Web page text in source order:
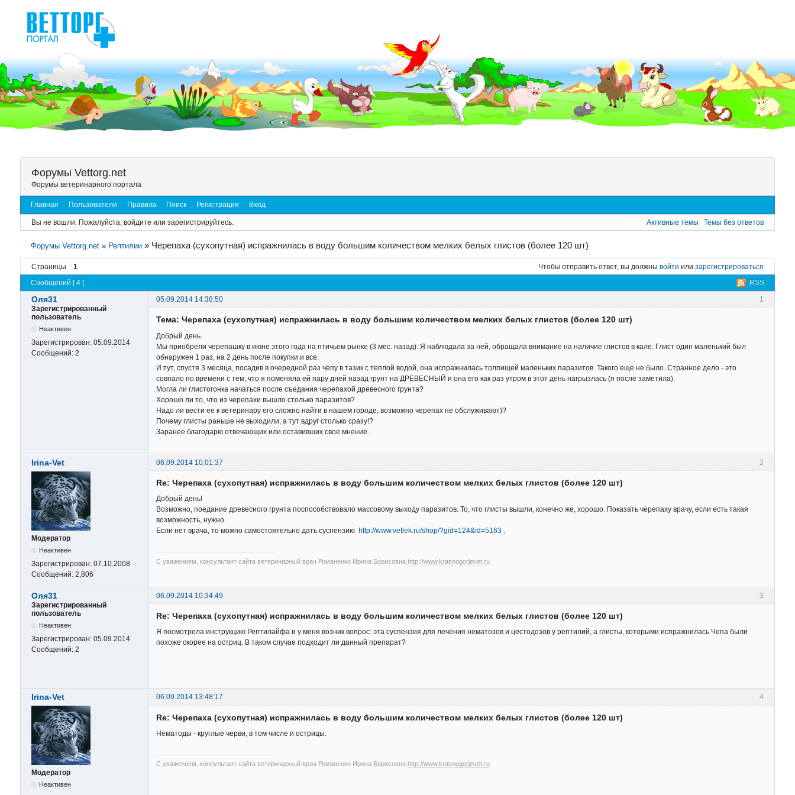
Форумы Vettorg.net
Форумы ветеринарного портала
Главная Пользователи Правила Поиск Регистрация Вход
Вы не вошли. Пожалуйста, войдите или зарегистрируйтесь. Активные темы Темы без ответов
Форумы Vettorg.net » Рептилии » Черепаха (сухопутная) испражнилась в воду большим количеством мелких белых глистов (более 120 шт)
Страницы 1 Чтобы отправить ответ, вы должнывойти илизарегистрироваться
RSS
Сообщений [ 4 ]
1
Оля31
05.09.2014 14:38:50
Зарегистрированный
пользователь
Неактивен
Зарегистрирован: 05.09.2014
Сообщений: 2
Тема: Черепаха (сухопутная) испражнилась в воду большим количеством мелких белых глистов (более 120 шт)
Добрый день.
Мы приобрели черепашку в июне этого года на птичьем рынке (3 мес. назад). Я наблюдала за ней, обращала внимание на наличие глистов в кале. Глист один маленький был
обнаружен 1 раз, на 2 день после покупки и все.
И тут, спустя 3 месяца, посадив в очередной раз чепу в тазик с теплой водой, она испражнилась толпищей маленьких паразитов. Такого еще не было. Странное дело - это
совпало по времени с тем, что я поменяла ей пару дней назад грунт на ДРЕВЕСНЫЙ и она его как раз утром в этот день нагрызлась (я после заметила).
Могла ли глистогонка начаться после съедания черепахой древесного грунта?
Хорошо ли то, что из черепахи вышло столько паразитов?
Надо ли вести ее к ветеринару его сложно найти в нашем городе, возможно черепах не обслуживают)?
Почему глисты раньше не выходили, а тут вдруг столько сразу!?
Заранее благодарю отвечающих или оставивших свое мнение.
2
Irina-Vet 06.09.2014 10:01:37
Модератор
Неактивен
Зарегистрирован: 07.10.2008
Сообщений: 2,806
Re: Черепаха (сухопутная) испражнилась в воду большим количеством мелких белых глистов (более 120 шт)
Добрый день!
Возможно, поедание древесного грунта поспособствовало массовому выходу паразитов. То, что глисты вышли, конечно же, хорошо. Показать черепаху врачу, если есть такая
возможность, нужно.
Если нет врача, то можно самостоятельно дать суспензию http://www.vetlek.ru/shop/?gid=124&id=5163.
С уважением, консультант сайта ветеринарный врач Романенко Ирина Борисовна http://www.krasnogorjevet.ru
3
Оля31
06.09.2014 10:34:49
Зарегистрированный
пользователь
Неактивен
Зарегистрирован: 05.09.2014
Сообщений: 2
Re: Черепаха (сухопутная) испражнилась в воду большим количеством мелких белых глистов (более 120 шт)
Я посмотрела инструкцию Рептилайфа и у меня возник вопрос: эта суспензия для лечения нематозов и цестодозов у рептилий, а глисты, которыми испражнилась Чепа были
похоже скорее на остриц. В таком случае подходит ли данный препарат?
4
Irina-Vet 06.09.2014 13:48:17
Модератор
Неактивен
Re: Черепаха (сухопутная) испражнилась в воду большим количеством мелких белых глистов (более 120 шт)
Нематоды - круглые черви, в том числе и острицы.
С уважением, консультант сайта ветеринарный врач Романенко Ирина Борисовна http://www.krasnogorjevet.ru